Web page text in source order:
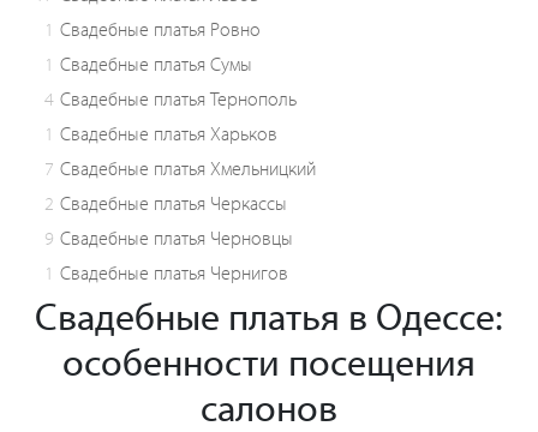
1 Свадебные платья Ровно
1 Свадебные платья Сумы
4 Свадебные платья Тернополь
1 Свадебные платья Харьков
7 Свадебные платья Хмельницкий
2 Свадебные платья Черкассы
9 Свадебные платья Черновцы
1 Свадебные платья Чернигов
Свадебные платья в Одессе:
особенности посещения
салонов